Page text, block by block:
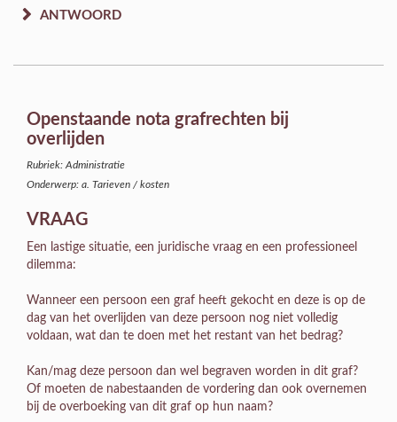
ANTWOORD
Openstaande nota grafrechten bij
overlijden
Rubriek: Administratie
Onderwerp: a. Tarieven / kosten
VRAAG
Een lastige situatie, een juridische vraag en een professioneel
dilemma:
Wanneer een persoon een graf heeft gekocht en deze is op de
dag van het overlijden van deze persoon nog niet volledig
voldaan, wat dan te doen met het restant van het bedrag?
Kan/mag deze persoon dan wel begraven worden in dit graf?
Of moeten de nabestaanden de vordering dan ook overnemen
bij de overboeking van dit graf op hun naam?